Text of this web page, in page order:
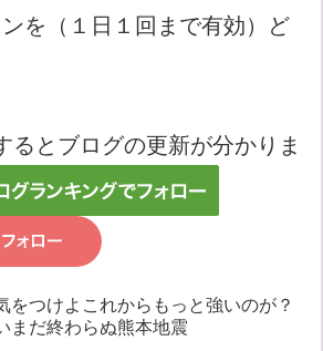
を（１日１回まで有効）ど
るとブログの更新が分かりま
をつけよこれからもっと強いのが？
まだ終わらぬ熊本地震